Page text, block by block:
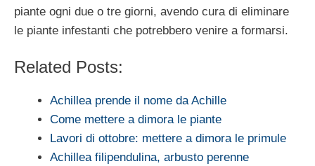
piante ogni due o tre giorni, avendo cura di eliminare
le piante infestanti che potrebbero venire a formarsi.
Related Posts:
Achillea prende il nome da Achille
Come mettere a dimora le piante
Lavori di ottobre: mettere a dimora le primule
Achillea filipendulina, arbusto perenne